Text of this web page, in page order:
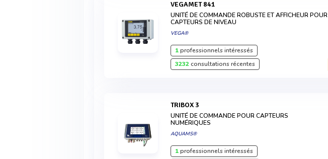
VEGAMET 841
UNITÉ DE COMMANDE ROBUSTE ET AFFICHEUR POUR
CAPTEURS DE NIVEAU
VEGA®
1professionnels intéressés
3232consultations récentes
TRIBOX 3
UNITÉ DE COMMANDE POUR CAPTEURS
NUMÉRIQUES
AQUAMS®
1professionnels intéressés